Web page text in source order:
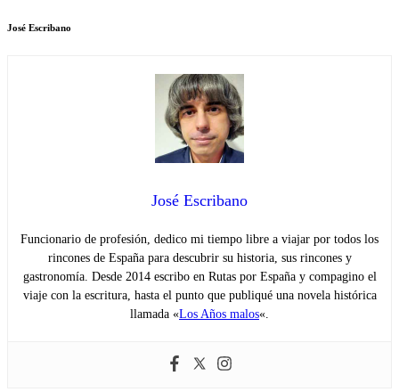
José Escribano
José Escribano
Funcionario de profesión, dedico mi tiempo libre a viajar por todos los
rincones de España para descubrir su historia, sus rincones y
gastronomía. Desde 2014 escribo en Rutas por España y compagino el
viaje con la escritura, hasta el punto que publiqué una novela histórica
llamada «Los Años malos«.